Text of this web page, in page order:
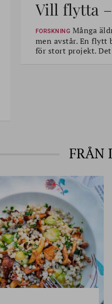
Vill flytta
FORSKNING Många
men avstår. En
för stort projekt.
FRÅN